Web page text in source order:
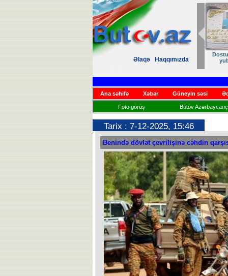
Əlaqə
Haqqımızda
ANA
Ana səhifə Xəbər Güneyin səsi
Foto görüş Bütöv
Tarix : 7-12-2025, 15:46
Benində dövlət çevrilişinə cəhdin